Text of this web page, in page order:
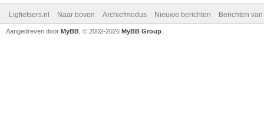
Ligfietsers.nl Naar boven Archiefmodus Nieuwe berichten Berichten
Aangedreven door MyBB , © 2002-2026 MyBB Group